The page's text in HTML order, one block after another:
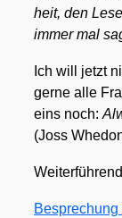
heit, den
immer mal
Ich will jetzt
ger­ne alle
eins noch:
(Joss